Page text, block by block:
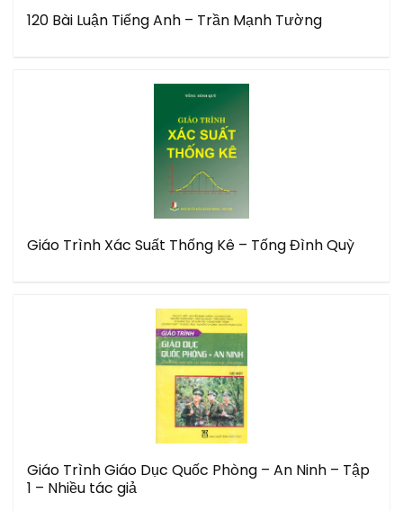
120 Bài Luận Tiếng Anh – Trần Mạnh Tường
Giáo Trình Xác Suất Thống Kê – Tống Đình Quỳ
Giáo Trình Giáo Dục Quốc Phòng – An Ninh – Tập
1 – Nhiều tác giả